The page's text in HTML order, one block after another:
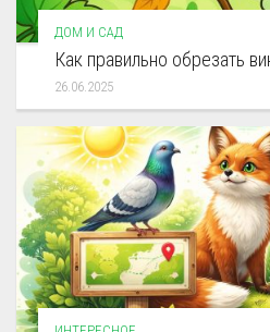
ДОМ И САД
Как правильно обрезать
26.06.2025